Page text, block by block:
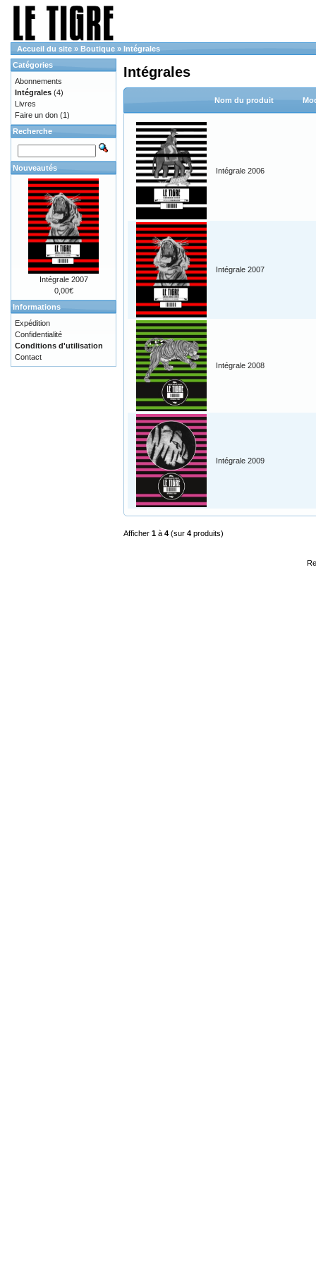
Accueil du site » Boutique » Intégrales
Intégrales
Nom du produit
Intégrale 2006
Intégrale 2007
Intégrale 2008
Intégrale 2009
Afficher 1 à 4 (sur 4 produits)
Catégories
Abonnements
Intégrales (4)
Livres
Faire un don (1)
Recherche
Nouveautés
Intégrale 2007
0,00€
Informations
Expédition
Confidentialité
Conditions d'utilisation
Contact